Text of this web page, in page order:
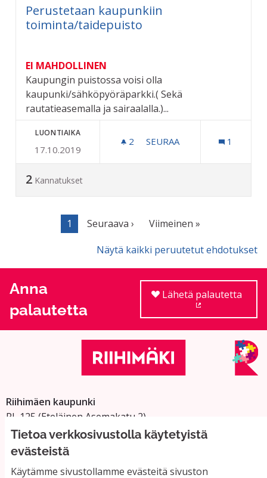
Tietoa verkkosivustolla käytetyistä
evästeistä
Käytämme sivustollamme evästeitä sivuston
Perustetaan kaupunkiin
toiminta/taidepuisto
EI MAHDOLLINEN
Kaupungin puistossa voisi olla
kaupunki/sähköpyöräparkki.( Sekä
rautatieasemalla ja sairaalalla.)...
LUONTIAIKA
17.10.2019
2 2 SEURAAJAA
SEURAA 1
2 Kannatukset
1 Seuraava ›
Viimeinen »
Näytä kaikki peruutetut ehdotukset
Anna
palautetta
Lähetä palautetta
Riihimäen kaupunki
PL 125 (Eteläinen Asemakatu 2)
11101 Riihimäki
Vaihde: 019 758 4000
Sähköpostiosoitteet: